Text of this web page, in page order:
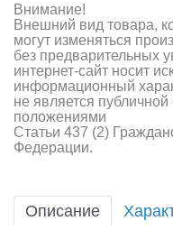
Двигатели
Технические жидкости
Оптовая продажа
Внимание!
Внешний вид товара,
могут изменяться
без предварительных
интернет-сайт носит
информационный
не является
положениями
Статьи 437 (2)
Федерации.
Описание